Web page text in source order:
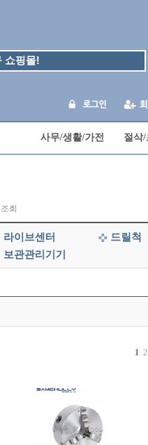
사무/생활/가전 절삭
회
라이브센터 드릴척
보관관리기기
1 2